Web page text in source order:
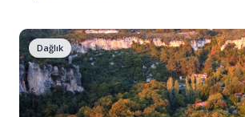
Dağlık